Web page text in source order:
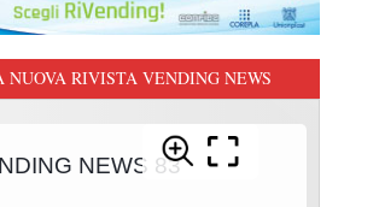
NUOVA RIVISTA VENDING NEWS